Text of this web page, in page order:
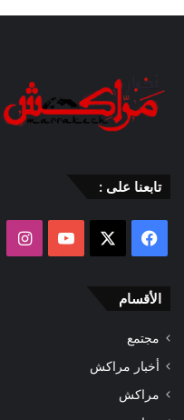
تابعنا على :
فيسبوك ‫YouTube
الأقسام
مجتمع
أخبار مراكش
مراكش